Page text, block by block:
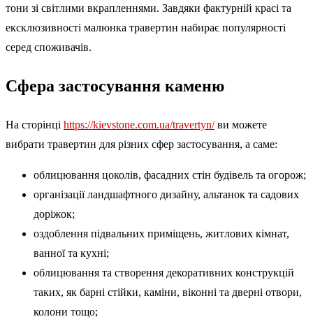
тони зі світлими вкрапленнями. Завдяки фактурній красі та
ексклюзивності малюнка травертин набирає популярності
серед споживачів.
Сфера застосування каменю
На сторінці https://kievstone.com.ua/travertyn/ви можете
вибрати травертин для різних сфер застосування, а саме:
облицювання цоколів, фасадних стін будівель та огорож;
організації ландшафтного дизайну, альтанок та садових
доріжок;
оздоблення підвальних приміщень, житлових кімнат,
ванної та кухні;
облицювання та створення декоративних конструкцій
таких, як барні стійки, каміни, віконні та дверні отвори,
колони тощо;